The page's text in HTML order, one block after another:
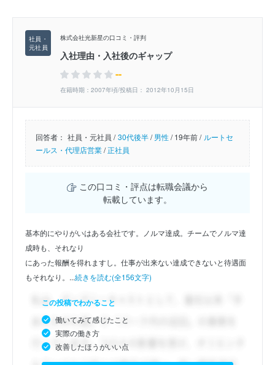
株式会社光新星の口コミ・評判
入社理由・入社後のギャップ
--
在籍時期：2007年頃/投稿日： 2012年10月15日
回答者： 社員・元社員 / 30代後半/男性/19年前 / ルートセ
ールス・代理店営業/正社員
この口コミ・評点は転職会議から
転載しています。
基本的にやりがいはある会社です。ノルマ達成。チームでノルマ達
成時も、それなり
にあった報酬を得れますし。仕事が出来ない達成できないと待遇面
もそれなり。...続きを読む(全156文字)
この投稿でわかること
働いてみて感じたこと
実際の働き方
改善したほうがいい点